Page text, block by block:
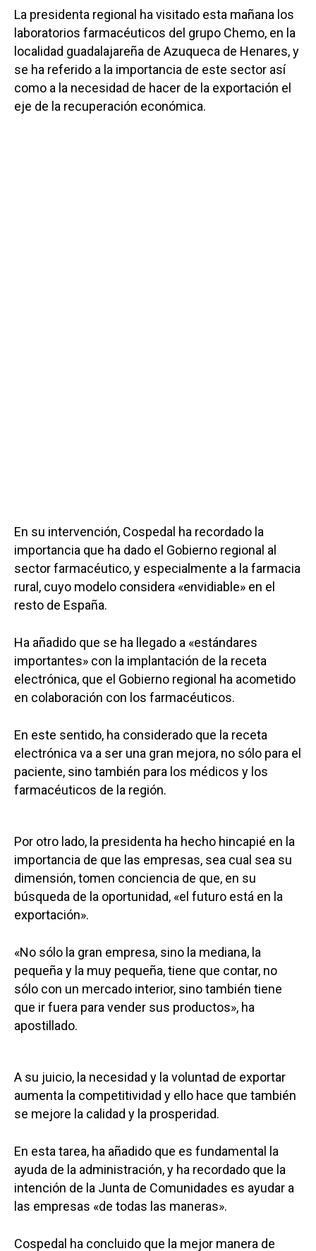
La presidenta regional ha visitado esta mañana los
laboratorios farmacéuticos del grupo Chemo, en la
localidad guadalajareña de Azuqueca de Henares, y
se ha referido a la importancia de este sector así
como a la necesidad de hacer de la exportación el
eje de la recuperación económica.
En su intervención, Cospedal ha recordado la
importancia que ha dado el Gobierno regional al
sector farmacéutico, y especialmente a la farmacia
rural, cuyo modelo considera «envidiable» en el
resto de España.
Ha añadido que se ha llegado a «estándares
importantes» con la implantación de la receta
electrónica, que el Gobierno regional ha acometido
en colaboración con los farmacéuticos.
En este sentido, ha considerado que la receta
electrónica va a ser una gran mejora, no sólo para el
paciente, sino también para los médicos y los
farmacéuticos de la región.
Por otro lado, la presidenta ha hecho hincapié en la
importancia de que las empresas, sea cual sea su
dimensión, tomen conciencia de que, en su
búsqueda de la oportunidad, «el futuro está en la
exportación».
«No sólo la gran empresa, sino la mediana, la
pequeña y la muy pequeña, tiene que contar, no
sólo con un mercado interior, sino también tiene
que ir fuera para vender sus productos», ha
apostillado.
A su juicio, la necesidad y la voluntad de exportar
aumenta la competitividad y ello hace que también
se mejore la calidad y la prosperidad.
En esta tarea, ha añadido que es fundamental la
ayuda de la administración, y ha recordado que la
intención de la Junta de Comunidades es ayudar a
las empresas «de todas las maneras».
Cospedal ha concluido que la mejor manera de